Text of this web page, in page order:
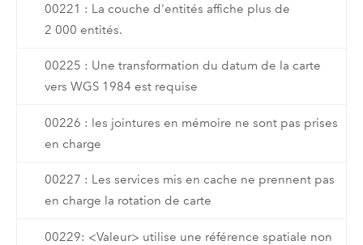
00221 : La couche d'entités affiche plus de
2 000 entités.
00225 : Une transformation du datum de la carte
vers WGS 1984 est requise
00226 : les jointures en mémoire ne sont pas prises
en charge
00227 : Les services mis en cache ne prennent pas
en charge la rotation de carte
00229: <Valeur> utilise une référence spatiale non